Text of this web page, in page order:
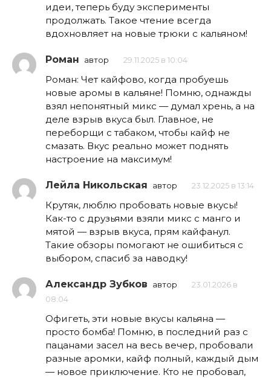
идеи, теперь буду эксперименты
продолжать. Такое чтение всегда
вдохновляет на новые трюки с кальяном!
Роман автор 29.11.2025 в 10:04
Роман: Чет кайфово, когда пробуешь
новые аромы в кальяне! Помню, однажды
взял непонятный микс — думал хрень, а на
деле взрыв вкуса был. Главное, не
переборщи с табаком, чтобы кайф не
смазать. Вкус реально может поднять
настроение на максимум!
Лейла Никольская автор 23.12.2025 в 13:14
Крутяк, люблю пробовать новые вкусы!
Как-то с друзьями взяли микс с манго и
мятой — взрыв вкуса, прям кайфанул.
Такие обзоры помогают не ошибиться с
выбором, спасиб за наводку!
Александр Зубков автор
23.01.2026 в
08:04
Офигеть, эти новые вкусы кальяна —
просто бомба! Помню, в последний раз с
пацанами засел на весь вечер, пробовали
разные аромки, кайф полный, каждый дым
— новое приключение. Кто не пробовал,